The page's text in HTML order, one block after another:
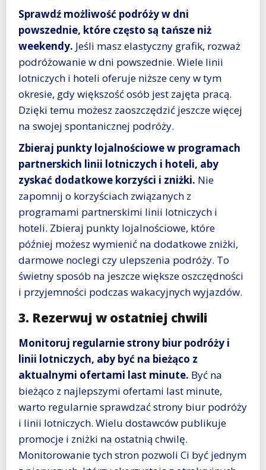
Sprawdź możliwość podróży w dni
powszednie, które często są tańsze niż
weekendy. Jeśli masz elastyczny grafik, rozważ
podróżowanie w dni powszednie. Wiele linii
lotniczych i hoteli oferuje niższe ceny w tym
okresie, gdy większość osób jest zajęta pracą.
Dzięki temu możesz zaoszczędzić jeszcze więcej
na swojej spontanicznej podróży.
Zbieraj punkty lojalnościowe w programach
partnerskich linii lotniczych i hoteli, aby
zyskać dodatkowe korzyści i zniżki. Nie
zapomnij o korzyściach związanych z
programami partnerskimi linii lotniczych i
hoteli. Zbieraj punkty lojalnościowe, które
później możesz wymienić na dodatkowe zniżki,
darmowe noclegi czy ulepszenia podróży. To
świetny sposób na jeszcze większe oszczędności
i przyjemności podczas wakacyjnych wyjazdów.
3. Rezerwuj w ostatniej chwili
Monitoruj regularnie strony biur podróży i
linii lotniczych, aby być na bieżąco z
aktualnymi ofertami last minute. Być na
bieżąco z najlepszymi ofertami last minute,
warto regularnie sprawdzać strony biur podróży
i linii lotniczych. Wielu dostawców publikuje
promocje i zniżki na ostatnią chwilę.
Monitorowanie tych stron pozwoli Ci być jednym